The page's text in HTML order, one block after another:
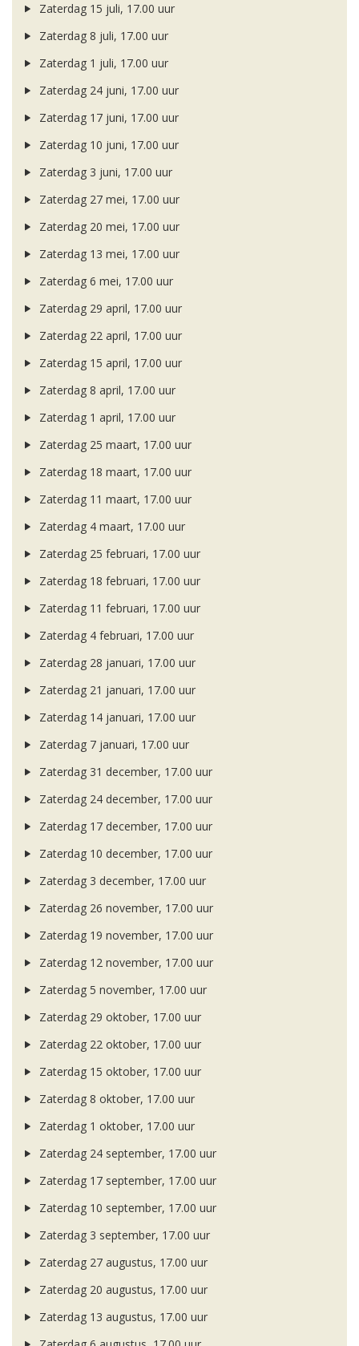
Zaterdag 15 juli, 17.00 uur
Zaterdag 8 juli, 17.00 uur
Zaterdag 1 juli, 17.00 uur
Zaterdag 24 juni, 17.00 uur
Zaterdag 17 juni, 17.00 uur
Zaterdag 10 juni, 17.00 uur
Zaterdag 3 juni, 17.00 uur
Zaterdag 27 mei, 17.00 uur
Zaterdag 20 mei, 17.00 uur
Zaterdag 13 mei, 17.00 uur
Zaterdag 6 mei, 17.00 uur
Zaterdag 29 april, 17.00 uur
Zaterdag 22 april, 17.00 uur
Zaterdag 15 april, 17.00 uur
Zaterdag 8 april, 17.00 uur
Zaterdag 1 april, 17.00 uur
Zaterdag 25 maart, 17.00 uur
Zaterdag 18 maart, 17.00 uur
Zaterdag 11 maart, 17.00 uur
Zaterdag 4 maart, 17.00 uur
Zaterdag 25 februari, 17.00 uur
Zaterdag 18 februari, 17.00 uur
Zaterdag 11 februari, 17.00 uur
Zaterdag 4 februari, 17.00 uur
Zaterdag 28 januari, 17.00 uur
Zaterdag 21 januari, 17.00 uur
Zaterdag 14 januari, 17.00 uur
Zaterdag 7 januari, 17.00 uur
Zaterdag 31 december, 17.00 uur
Zaterdag 24 december, 17.00 uur
Zaterdag 17 december, 17.00 uur
Zaterdag 10 december, 17.00 uur
Zaterdag 3 december, 17.00 uur
Zaterdag 26 november, 17.00 uur
Zaterdag 19 november, 17.00 uur
Zaterdag 12 november, 17.00 uur
Zaterdag 5 november, 17.00 uur
Zaterdag 29 oktober, 17.00 uur
Zaterdag 22 oktober, 17.00 uur
Zaterdag 15 oktober, 17.00 uur
Zaterdag 8 oktober, 17.00 uur
Zaterdag 1 oktober, 17.00 uur
Zaterdag 24 september, 17.00 uur
Zaterdag 17 september, 17.00 uur
Zaterdag 10 september, 17.00 uur
Zaterdag 3 september, 17.00 uur
Zaterdag 27 augustus, 17.00 uur
Zaterdag 20 augustus, 17.00 uur
Zaterdag 13 augustus, 17.00 uur